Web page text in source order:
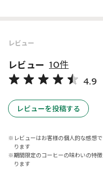
レビュー
レビュー 10件
4.9
レビューを投稿する
レビューはお客様の個人的な感想
ります
期間限定のコーヒーの味わいの特
ります